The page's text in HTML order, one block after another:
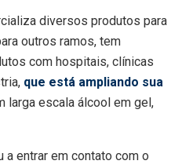
diversos produtos para
outros ramos, tem
com hospitais, clínicas
que está ampliando sua
larga escala álcool em gel,
a entrar em contato com o